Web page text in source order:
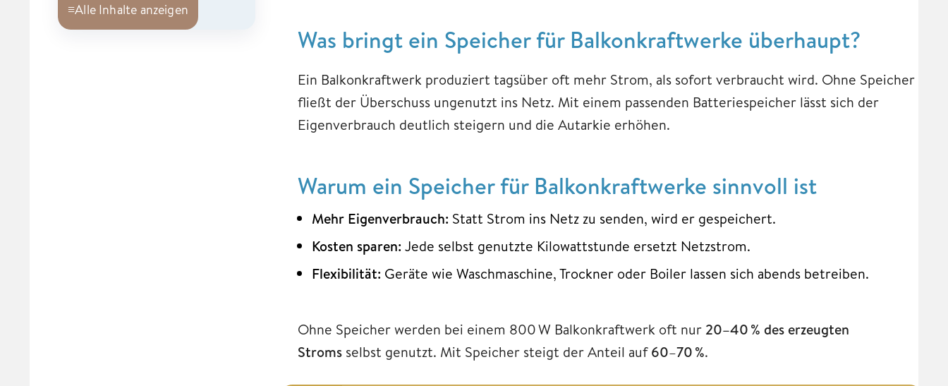
≡Alle Inhalte anzeigen
Was bringt ein Speicher für Balkonkraftwerke überhaupt?
Ein Balkonkraftwerk produziert tagsüber oft mehr Strom, als sofort verbraucht wird. Ohne Speicher
fließt der Überschuss ungenutzt ins Netz. Mit einem passenden Batteriespeicher lässt sich der
Eigenverbrauch deutlich steigern und die Autarkie erhöhen.
Warum ein Speicher für Balkonkraftwerke sinnvoll ist
Mehr Eigenverbrauch: Statt Strom ins Netz zu senden, wird er gespeichert.
Kosten sparen: Jede selbst genutzte Kilowattstunde ersetzt Netzstrom.
Flexibilität: Geräte wie Waschmaschine, Trockner oder Boiler lassen sich abends betreiben.
Ohne Speicher werden bei einem 800 W Balkonkraftwerk oft nur 20–40 % des erzeugten
Stroms selbst genutzt. Mit Speicher steigt der Anteil auf60–70 %.